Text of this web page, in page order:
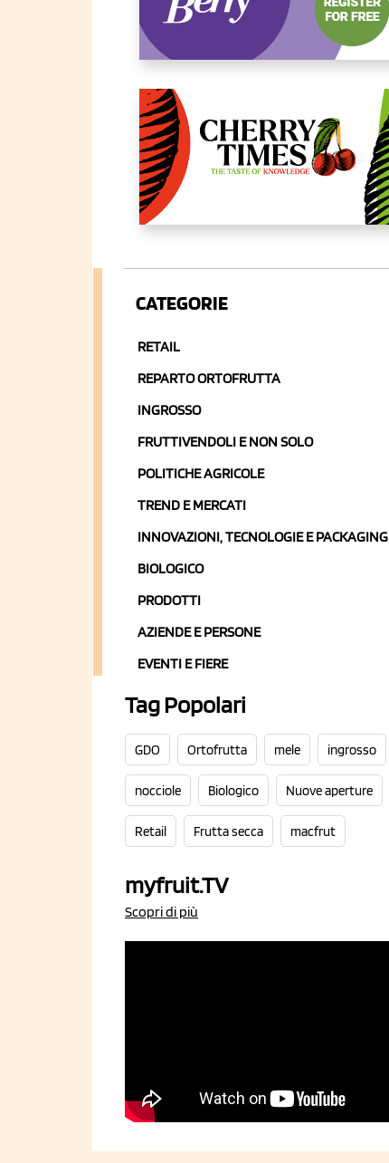
CATEGORIE
RETAIL
REPARTO ORTOFRUTTA
INGROSSO
FRUTTIVENDOLI E NON SOLO
POLITICHE AGRICOLE
TREND E MERCATI
INNOVAZIONI, TECNOLOGIE E PACKAGING
BIOLOGICO
PRODOTTI
AZIENDE E PERSONE
EVENTI E FIERE
Tag Popolari
GDO Ortofrutta mele ingrosso
nocciole Biologico Nuove aperture
Retail Frutta secca macfrut
myfruit.TV
Scopri di più